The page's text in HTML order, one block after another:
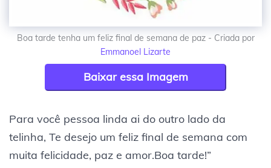
Boa tarde tenha um feliz final de semana de paz - Criada por
Emmanoel Lizarte
Baixar essa Imagem
Para você pessoa linda ai do outro lado da
telinha, Te desejo um feliz final de semana com
muita felicidade, paz e amor.Boa tarde!”